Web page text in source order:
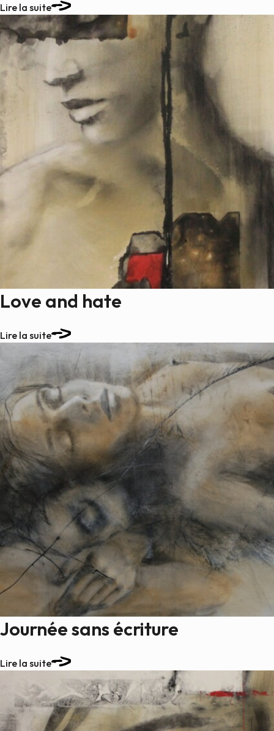
Lire la suite
Love and hate
Lire la suite
Journée sans écriture
Lire la suite